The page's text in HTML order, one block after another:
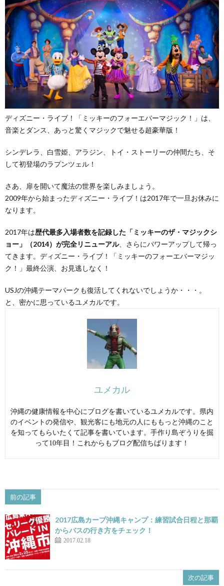
ディズニー・ライブ！「ミッキーのフォーエバーマジック！」は、
音楽とダンス、あっと驚くマジックで魅せる超豪華版！
シンデレラ、白雪姫、アラジン、トイ・ストーリーの仲間たち、そ
して初登場のラプンツェル！
さあ、扉を開いて魔法の世界を楽しみましょう。
2009年から始まったディズニー・ライブ！は2017年で一旦お休みに
なります。
2017年は歴代最多入場者数を記録した「ミッキーのザ・マジックシ
ョー」（2014）が完全リニューアル、さらにパワーアップして帰っ
てきます。ディズニー・ライブ！「ミッキーのフォーエバーマジッ
ク！」最終公演、お見逃しなく！
USJの沖縄テーマパークも復活してくれないでしょうか・・・。
と、密かに思っているユメカルです。
ユメカル
沖縄の健康情報を中心にブログを書いているユメカルです。県内
のイベントの発信や、観光客にも地元の人にももっと沖縄のこと
を知ってもらいたくて記事を書いています。手作り島ぞうりを掘
って10年目！これからもブログ配信ちばります！
前の記事
2017広島カープ沖縄キャンプ：練習試合日程と那覇
からバスの行き方をチェック！
2017.02.18
次の記事